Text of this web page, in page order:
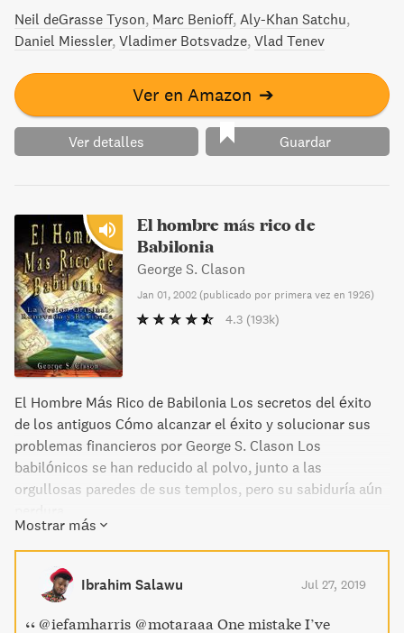
Neil deGrasse Tyson Marc Benioff Aly-Khan Satchu
Daniel Miessler Vladimer Botsvadze Vlad Tenev
Ver en Amazon ➔
Ver detalles Guardar
El hombre más rico de
Babilonia
George S. Clason
Jan 01, 2002 (publicado por primera vez en 1926)
4.3 (193k)
El Hombre Más Rico de Babilonia Los secretos del éxito
de los antiguos Cómo alcanzar el éxito y solucionar sus
problemas financieros por George S. Clason Los
babilónicos se han reducido al polvo, junto a las
orgullosas paredes de sus templos, pero su sabiduría aún
Mostrar más
Ibrahim Salawu Jul 27, 2019
@iefamharris @motaraaa One mistake I’ve